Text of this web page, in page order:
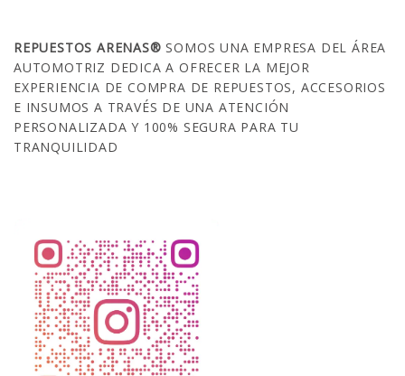
REPUESTOS ARENAS®SOMOS UNA EMPRESA DEL ÁREA
AUTOMOTRIZ DEDICA A OFRECER LA MEJOR
EXPERIENCIA DE COMPRA DE REPUESTOS, ACCESORIOS
E INSUMOS A TRAVÉS DE UNA ATENCIÓN
PERSONALIZADA Y 100% SEGURA PARA TU
TRANQUILIDAD